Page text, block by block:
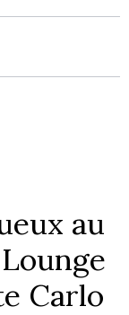
au
Carlo